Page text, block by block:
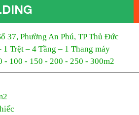
37, Phường An Phú, TP Thủ Đức
1 Trệt – 4 Tầng – 1 Thang máy
- 100 - 150 - 200 - 250 - 300m2